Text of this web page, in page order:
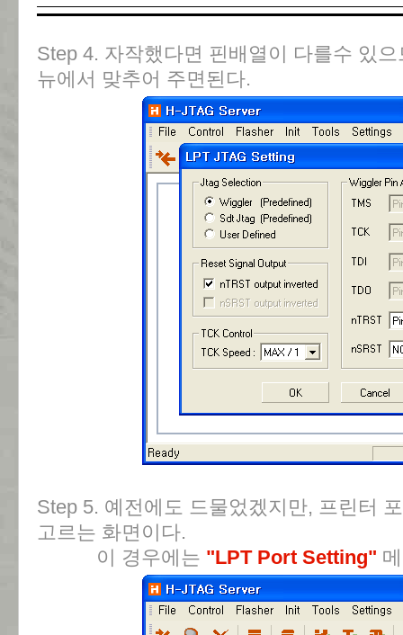
Step 4. 자작했다면 핀배열이 다를수 있
뉴에서 맞추어 주면된다.
Step 5. 예전에도 드물었겠지만, 프린터
고르는 화면이다.
이 경우에는 "LPT Port Setting"